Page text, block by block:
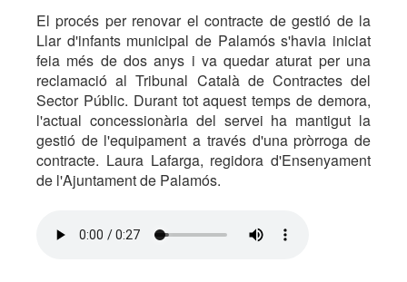
El procés per renovar el contracte de gestió de la
Llar d'infants municipal de Palamós s'havia iniciat
feia més de dos anys i va quedar aturat per una
reclamació al Tribunal Català de Contractes del
Sector Públic. Durant tot aquest temps de demora,
l'actual concessionària del servei ha mantigut la
gestió de l'equipament a través d'una pròrroga de
contracte. Laura Lafarga, regidora d'Ensenyament
de l'Ajuntament de Palamós.